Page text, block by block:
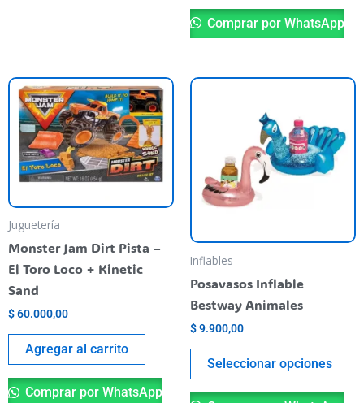
Comprar por WhatsApp
Juguetería
Monster Jam Dirt Pista –
El Toro Loco + Kinetic
Sand
$60.000,00
Agregar al carrito
Comprar por WhatsApp
Inflables
Posavasos Inflable
Bestway Animales
$9.900,00
Seleccionar opciones
se